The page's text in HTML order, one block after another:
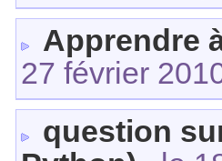
Apprendre
27 février
question